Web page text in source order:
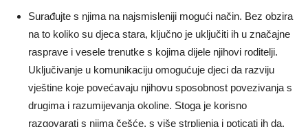
Surađujte s njima na najsmisleniji mogući način. Bez obzira
na to koliko su djeca stara, ključno je uključiti ih u značajne
rasprave i vesele trenutke s kojima dijele njihovi roditelji.
Uključivanje u komunikaciju omogućuje djeci da razviju
vještine koje povećavaju njihovu sposobnost povezivanja s
drugima i razumijevanja okoline. Stoga je korisno
razgovarati s njima češće, s više strpljenja i poticati ih da,